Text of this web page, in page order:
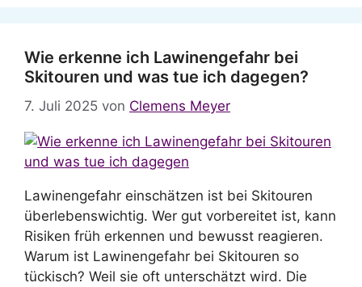
Wie erkenne ich Lawinengefahr bei
Skitouren und was tue ich dagegen?
7. Juli 2025 von Clemens Meyer
Lawinengefahr einschätzen ist bei Skitouren
überlebenswichtig. Wer gut vorbereitet ist, kann
Risiken früh erkennen und bewusst reagieren.
Warum ist Lawinengefahr bei Skitouren so
tückisch? Weil sie oft unterschätzt wird. Die